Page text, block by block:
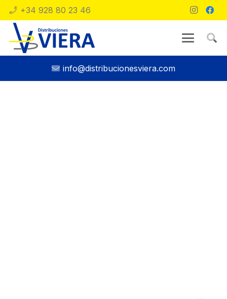
+34 928 80 23 46
info@distribucionesviera.com